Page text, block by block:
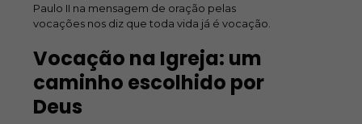
Paulo II na mensagem de oração pelas
vocações nos diz que toda vida já é vocação.
Vocação na Igreja: um
caminho escolhido por
Deus